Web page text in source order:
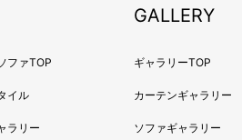
ファTOP
イル
ラリー
GALLERY
ギャラリーTOP
カーテンギャラリー
ソファギャラリー